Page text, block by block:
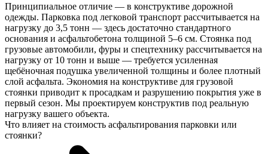
Принципиальное отличие — в конструктиве дорожной
одежды. Парковка под легковой транспорт рассчитывается на
нагрузку до 3,5 тонн — здесь достаточно стандартного
основания и асфальтобетона толщиной 5–6 см. Стоянка под
грузовые автомобили, фуры и спецтехнику рассчитывается на
нагрузку от 10 тонн и выше — требуется усиленная
щебёночная подушка увеличенной толщины и более плотный
слой асфальта. Экономия на конструктиве для грузовой
стоянки приводит к просадкам и разрушению покрытия уже в
первый сезон. Мы проектируем конструктив под реальную
нагрузку вашего объекта.
Что влияет на стоимость асфальтирования парковки или
стоянки?